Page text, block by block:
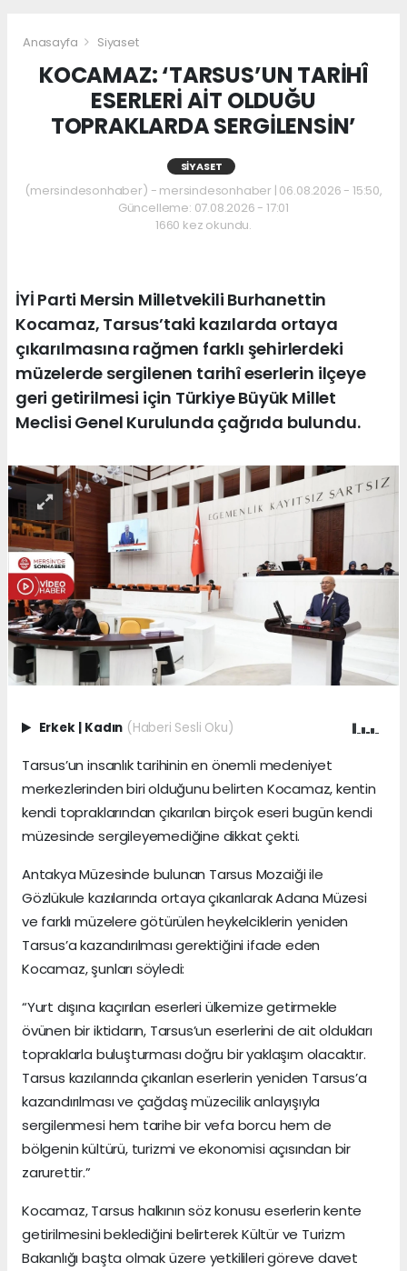
Anasayfa Siyaset
KOCAMAZ: ‘TARSUS’UN TARİHÎ
ESERLERİ AİT OLDUĞU
TOPRAKLARDA SERGİLENSİN’
SIYASET
(mersindesonhaber) - mersindesonhaber | 06.08.2026 - 15:50,
Güncelleme: 07.08.2026 - 17:01
1660 kez okundu.
İYİ Parti Mersin Milletvekili Burhanettin
Kocamaz, Tarsus’taki kazılarda ortaya
çıkarılmasına rağmen farklı şehirlerdeki
müzelerde sergilenen tarihî eserlerin ilçeye
geri getirilmesi için Türkiye Büyük Millet
Meclisi Genel Kurulunda çağrıda bulundu.
Erkek | Kadın (Haberi Sesli Oku)
Tarsus’un insanlık tarihinin en önemli medeniyet
merkezlerinden biri olduğunu belirten Kocamaz, kentin
kendi topraklarından çıkarılan birçok eseri bugün kendi
müzesinde sergileyemediğine dikkat çekti.
Antakya Müzesinde bulunan Tarsus Mozaiği ile
Gözlükule kazılarında ortaya çıkarılarak Adana Müzesi
ve farklı müzelere götürülen heykelciklerin yeniden
Tarsus’a kazandırılması gerektiğini ifade eden
Kocamaz, şunları söyledi:
“Yurt dışına kaçırılan eserleri ülkemize getirmekle
övünen bir iktidarın, Tarsus’un eserlerini de ait oldukları
topraklarla buluşturması doğru bir yaklaşım olacaktır.
Tarsus kazılarında çıkarılan eserlerin yeniden Tarsus’a
kazandırılması ve çağdaş müzecilik anlayışıyla
sergilenmesi hem tarihe bir vefa borcu hem de
bölgenin kültürü, turizmi ve ekonomisi açısından bir
zarurettir.”
Kocamaz, Tarsus halkının söz konusu eserlerin kente
getirilmesini beklediğini belirterek Kültür ve Turizm
Bakanlığı başta olmak üzere yetkilileri göreve davet